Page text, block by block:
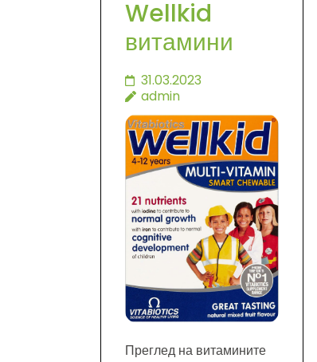
Wellkid
витамини
31.03.2023
admin
Преглед на витамините